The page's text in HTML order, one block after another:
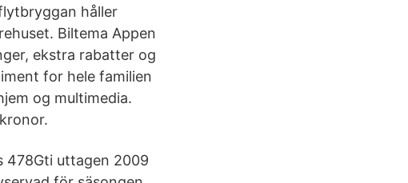
håller
Biltema Appen
ekstra rabatter og
for hele familien
og multimedia.
478Gti uttagen 2009